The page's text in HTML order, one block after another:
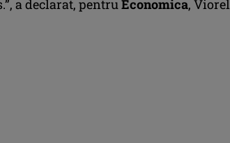
a declarat, pentru Economica, Viorel